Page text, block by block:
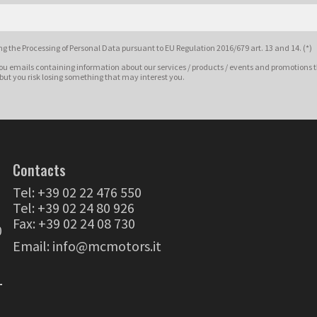
the Processing of Personal Data pursuant to EU Regulation 2016/679 art. 13 and 14. (*)
emails containing information about our services / products / events and
you risk losing something that may interest you.
Contacts
Tel: +39 02 22 476 550
Tel: +39 02 24 80 926
Fax: +39 02 24 08 730
Email: info@mcmotors.it